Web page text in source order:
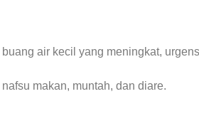
air kecil yang meningkat,
makan, muntah, dan diare.